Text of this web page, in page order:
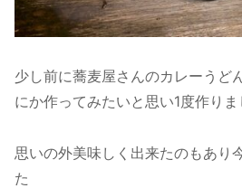
少し前に蕎麦屋さんのカレーうど
にか作ってみたいと思い1度作りま
思いの外美味しく出来たのもあり
た